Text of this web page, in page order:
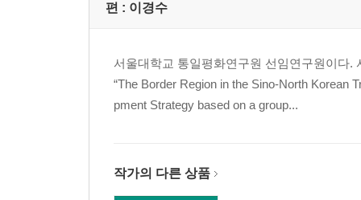
남북교역 사이의 중국 조선족과 화교
현금 들고 뛰다
제5장 남북교역과 조중무역 사이
남-북-중 삼국 무역이 될 수밖에 없는 이유
편 : 이경수
서울대학교 통일평화연구원 선임연구원이다
“The Border Region in the Sino-North Korean
pment Strategy based on a group...
작가의 다른 상품